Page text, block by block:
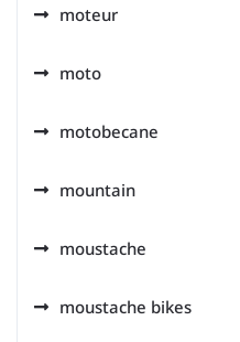
moteur
moto
motobecane
mountain
moustache
moustache bikes